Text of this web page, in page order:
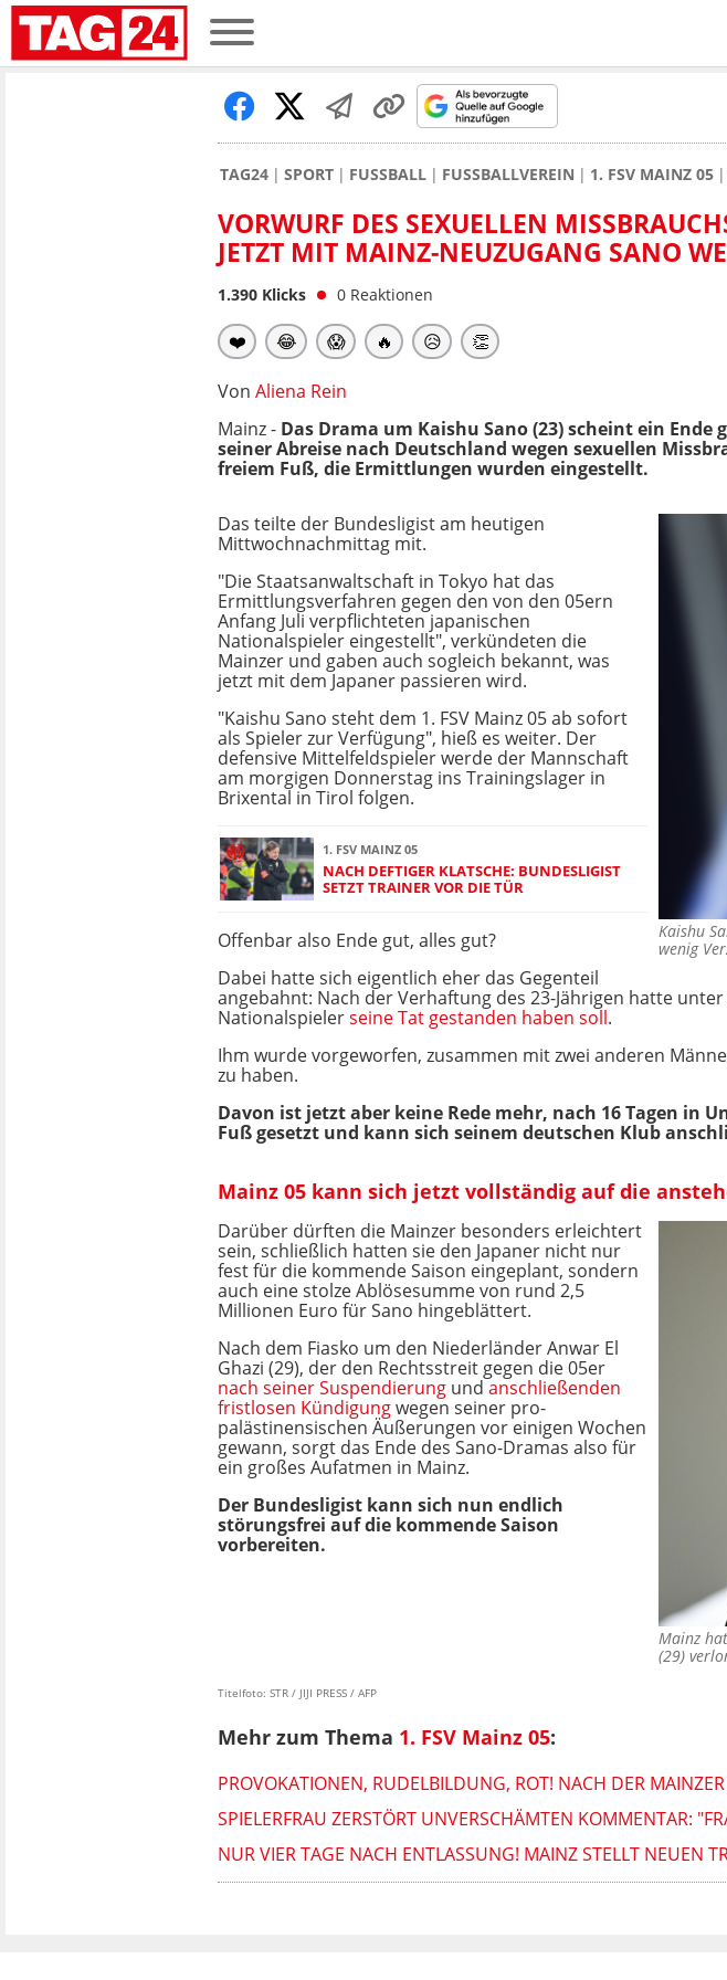
TAG24 SPORT FUSSBALL FUSSBALLVEREIN 1. FSV MAINZ 05
VORWURF DES SEXUELLEN
JETZT MIT MAINZ-NEUZUGANG SANO
1.390 Klicks 0 Reaktionen
❤️ 😂 😱 🔥 😥 👏
Von Aliena Rein
Mainz - Das Drama um Kaishu Sano (23) scheint ein
seiner Abreise nach Deutschland wegen sexuellen
freiem Fuß, die Ermittlungen wurden eingestellt.
Kaishu
wenig
Das teilte der Bundesligist am heutigen
Mittwochnachmittag mit.
"Die Staatsanwaltschaft in Tokyo hat das
Ermittlungsverfahren gegen den von den 05ern
Anfang Juli verpflichteten japanischen
Nationalspieler eingestellt", verkündeten die
Mainzer und gaben auch sogleich bekannt, was
jetzt mit dem Japaner passieren wird.
"Kaishu Sano steht dem 1. FSV Mainz 05 ab sofort
als Spieler zur Verfügung", hieß es weiter. Der
defensive Mittelfeldspieler werde der Mannschaft
am morgigen Donnerstag ins Trainingslager in
Brixental in Tirol folgen.
1. FSV MAINZ 05
NACH DEFTIGER KLATSCHE: BUNDESLIGIST
SETZT TRAINER VOR DIE TÜR
Offenbar also Ende gut, alles gut?
Dabei hatte sich eigentlich eher das Gegenteil
angebahnt: Nach der Verhaftung des 23-Jährigen hatte
Nationalspielerseine Tat gestanden haben soll.
Ihm wurde vorgeworfen, zusammen mit zwei anderen
zu haben.
Davon ist jetzt aber keine Rede mehr, nach 16 Tagen in
Fuß gesetzt und kann sich seinem deutschen Klub
Mainz 05 kann sich jetzt vollständig auf die
Mainz
(29)
Darüber dürften die Mainzer besonders erleichtert
sein, schließlich hatten sie den Japaner nicht nur
fest für die kommende Saison eingeplant, sondern
auch eine stolze Ablösesumme von rund 2,5
Millionen Euro für Sano hingeblättert.
Nach dem Fiasko um den Niederländer Anwar El
Ghazi (29), der den Rechtsstreit gegen die 05er
nach seiner Suspendierung und anschließenden
fristlosen Kündigungwegen seiner pro-
palästinensischen Äußerungen vor einigen Wochen
gewann, sorgt das Ende des Sano-Dramas also für
ein großes Aufatmen in Mainz.
Der Bundesligist kann sich nun endlich
störungsfrei auf die kommende Saison
vorbereiten.
Titelfoto: STR / JIJI PRESS / AFP
Mehr zum Thema 1. FSV Mainz 05:
PROVOKATIONEN, RUDELBILDUNG, ROT! NACH DER
SPIELERFRAU ZERSTÖRT UNVERSCHÄMTEN KOMMENTAR:
NUR VIER TAGE NACH ENTLASSUNG! MAINZ STELLT NEUEN